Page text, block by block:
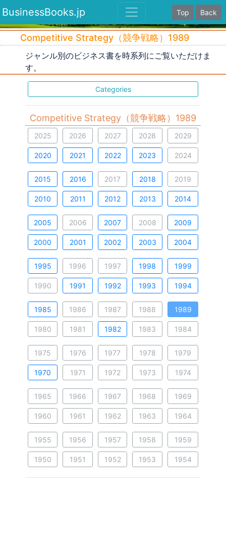
BusinessBooks.jp Top Back
Competitive Strategy（競争戦略）1989
ジャンル別のビジネス書を時系列にご覧いただけま
す。
Categories
Competitive Strategy（競争戦略）1989
2025 2026 2027 2028 2029
2020 2021 2022 2023 2024
2015 2016 2017 2018 2019
2010 2011 2012 2013 2014
2005 2006 2007 2008 2009
2000 2001 2002 2003 2004
1995 1996 1997 1998 1999
1990 1991 1992 1993 1994
1985 1986 1987 1988 1989
1980 1981 1982 1983 1984
1975 1976 1977 1978 1979
1970 1971 1972 1973 1974
1965 1966 1967 1968 1969
1960 1961 1962 1963 1964
1955 1956 1957 1958 1959
1950 1951 1952 1953 1954